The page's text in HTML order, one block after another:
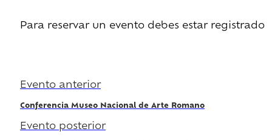
Para reservar un evento debes estar registrado
Evento anterior
Conferencia Museo Nacional de Arte Romano
Evento posterior